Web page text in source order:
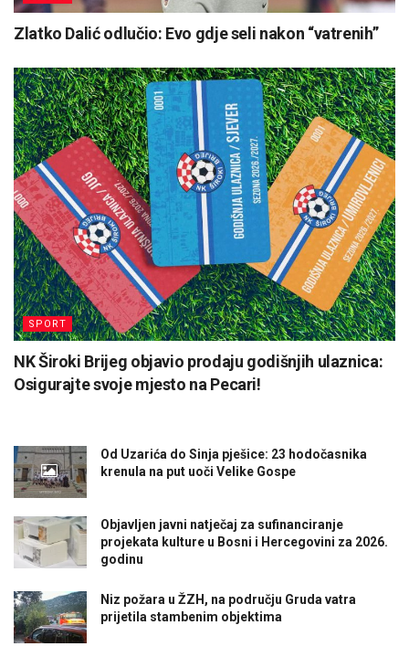
Zlatko Dalić odlučio: Evo gdje seli nakon “vatrenih”
SPORT
NK Široki Brijeg objavio prodaju godišnjih ulaznica:
Osigurajte svoje mjesto na Pecari!
Od Uzarića do Sinja pješice: 23 hodočasnika
krenula na put uoči Velike Gospe
Objavljen javni natječaj za sufinanciranje
projekata kulture u Bosni i Hercegovini za 2026.
godinu
Niz požara u ŽZH, na području Gruda vatra
prijetila stambenim objektima